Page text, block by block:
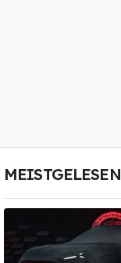
MEISTGELESEN